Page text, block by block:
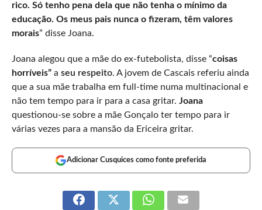
rico. Só tenho pena dela que não tenha o mínimo da
educação. Os meus pais nunca o fizeram, têm valores
morais” disse Joana.
Joana alegou que a mãe do ex-futebolista, disse “coisas
horríveis” a seu respeito. A jovem de Cascais referiu ainda
que a sua mãe trabalha em full-time numa multinacional e
não tem tempo para ir para a casa gritar. Joana
questionou-se sobre a mãe Gonçalo ter tempo para ir
várias vezes para a mansão da Ericeira gritar.
Adicionar Cusquices como fonte preferida